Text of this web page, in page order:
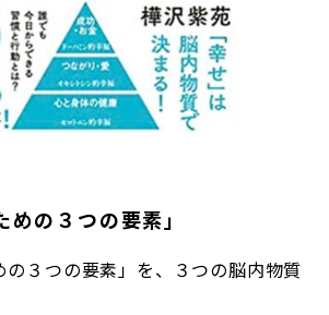
めの３つの要素」
の３つの要素」を、３つの脳内物質